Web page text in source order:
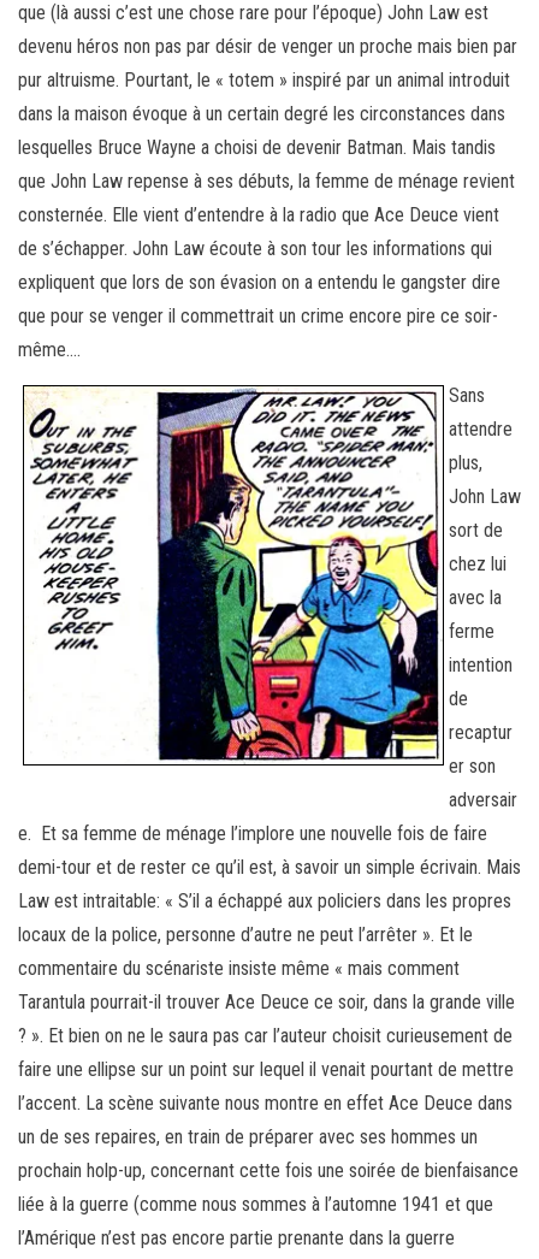
que (là aussi c’est une chose rare pour l’époque) John Law est
devenu héros non pas par désir de venger un proche mais bien par
pur altruisme. Pourtant, le « totem » inspiré par un animal introduit
dans la maison évoque à un certain degré les circonstances dans
lesquelles Bruce Wayne a choisi de devenir Batman. Mais tandis
que John Law repense à ses débuts, la femme de ménage revient
consternée. Elle vient d’entendre à la radio que Ace Deuce vient
de s’échapper. John Law écoute à son tour les informations qui
expliquent que lors de son évasion on a entendu le gangster dire
que pour se venger il commettrait un crime encore pire ce soir-
même….
Sans
attendre
plus,
John Law
sort de
chez lui
avec la
ferme
intention
de
recaptur
er son
adversair
e. Et sa femme de ménage l’implore une nouvelle fois de faire
demi-tour et de rester ce qu’il est, à savoir un simple écrivain. Mais
Law est intraitable: « S’il a échappé aux policiers dans les propres
locaux de la police, personne d’autre ne peut l’arrêter ». Et le
commentaire du scénariste insiste même « mais comment
Tarantula pourrait-il trouver Ace Deuce ce soir, dans la grande ville
? ». Et bien on ne le saura pas car l’auteur choisit curieusement de
faire une ellipse sur un point sur lequel il venait pourtant de mettre
l’accent. La scène suivante nous montre en effet Ace Deuce dans
un de ses repaires, en train de préparer avec ses hommes un
prochain holp-up, concernant cette fois une soirée de bienfaisance
liée à la guerre (comme nous sommes à l’automne 1941 et que
l’Amérique n’est pas encore partie prenante dans la guerre